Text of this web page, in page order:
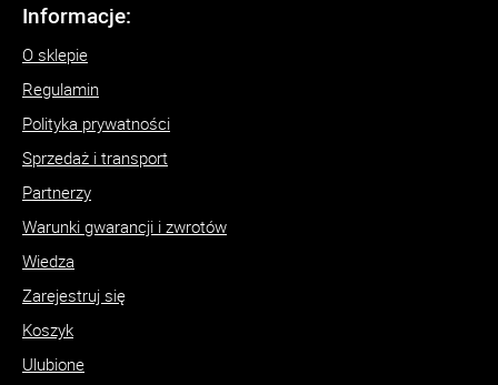
Informacje:
O sklepie
Regulamin
Polityka prywatności
Sprzedaż i transport
Partnerzy
Warunki gwarancji i zwrotów
Wiedza
Zarejestruj się
Koszyk
Ulubione